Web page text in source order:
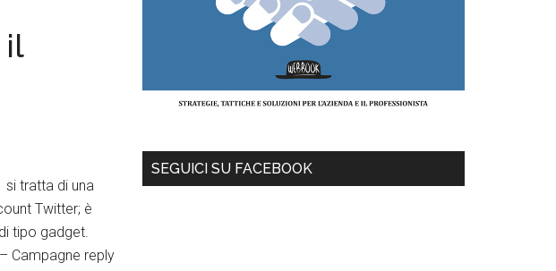
il
si tratta di una
Twitter; è
tipo gadget.
Campagne reply
SEGUICI SU FACEBOOK